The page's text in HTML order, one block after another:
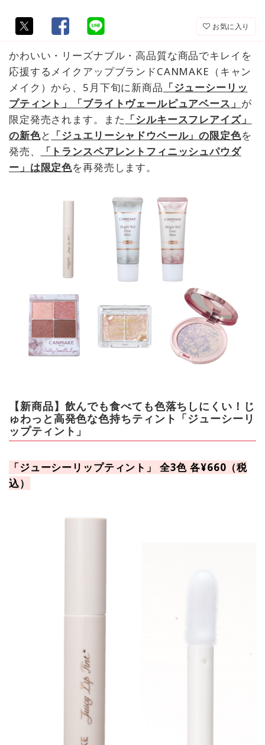
お気に入り
かわいい・リーズナブル・高品質な商品でキレイを
応援するメイクアップブランドCANMAKE（キャン
メイク）から、5月下旬に新商品 「ジューシーリッ
プティント」「ブライトヴェールピュアベース」 が
限定発売されます。また 「シルキースフレアイズ」
の新色と 「ジュエリーシャドウベール」の限定色を
発売、
「トランスペアレントフィニッシュパウダ
ー」は限定色を再発売します。
【新商品】飲んでも食べても色落ちしにくい！じ
ゅわっと高発色な色持ちティント「ジューシーリ
ップティント」
「ジューシーリップティント」 全3色 各¥660（税
込）